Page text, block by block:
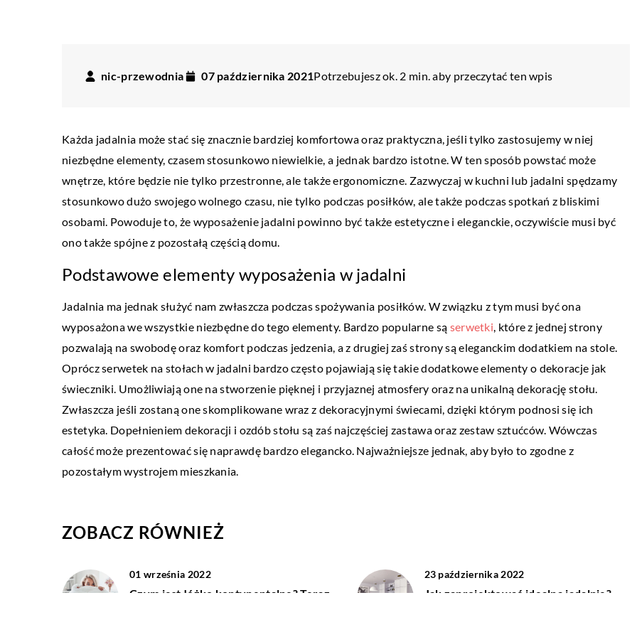
nic-przewodnia 07 października 2021Potrzebujesz ok. 2 min. aby przeczytać ten wpis
Każda jadalnia może stać się znacznie bardziej komfortowa oraz praktyczna, jeśli tylko zastosujemy w niej
niezbędne elementy, czasem stosunkowo niewielkie, a jednak bardzo istotne. W ten sposób powstać może
wnętrze, które będzie nie tylko przestronne, ale także ergonomiczne. Zazwyczaj w kuchni lub jadalni spędzamy
stosunkowo dużo swojego wolnego czasu, nie tylko podczas posiłków, ale także podczas spotkań z bliskimi
osobami. Powoduje to, że wyposażenie jadalni powinno być także estetyczne i eleganckie, oczywiście musi być
ono także spójne z pozostałą częścią domu.
Podstawowe elementy wyposażenia w jadalni
Jadalnia ma jednak służyć nam zwłaszcza podczas spożywania posiłków. W związku z tym musi być ona
wyposażona we wszystkie niezbędne do tego elementy. Bardzo popularne są serwetki, które z jednej strony
pozwalają na swobodę oraz komfort podczas jedzenia, a z drugiej zaś strony są eleganckim dodatkiem na stole.
Oprócz serwetek na stołach w jadalni bardzo często pojawiają się takie dodatkowe elementy o dekoracje jak
świeczniki. Umożliwiają one na stworzenie pięknej i przyjaznej atmosfery oraz na unikalną dekorację stołu.
Zwłaszcza jeśli zostaną one skomplikowane wraz z dekoracyjnymi świecami, dzięki którym podnosi się ich
estetyka. Dopełnieniem dekoracji i ozdób stołu są zaś najczęściej zastawa oraz zestaw sztućców. Wówczas
całość może prezentować się naprawdę bardzo elegancko. Najważniejsze jednak, aby było to zgodne z
pozostałym wystrojem mieszkania.
ZOBACZ RÓWNIEŻ
01 września 2022
Czym jest łóżko kontynentalne? Teraz
23 października 2022
Jak zaprojektować idealną jadalnie?
20 kwietnia 2020
Analiza stylu – cel i efekty
Bardzo często mówi się o zaletach posiadania
własnego stylu. Podążanie za swoim
poczuciem smaku i indywidualnym gustem
niesie ze sobą […]
DOM I OTOCZENIE
Jakie okna najlepiej sprawdzą się na
Pomieszczenia te sprawdzą się zarówno
sypialnia, jak i pokoje dziecięce. O czym
powinniśmy pamiętać podczas aranżacji